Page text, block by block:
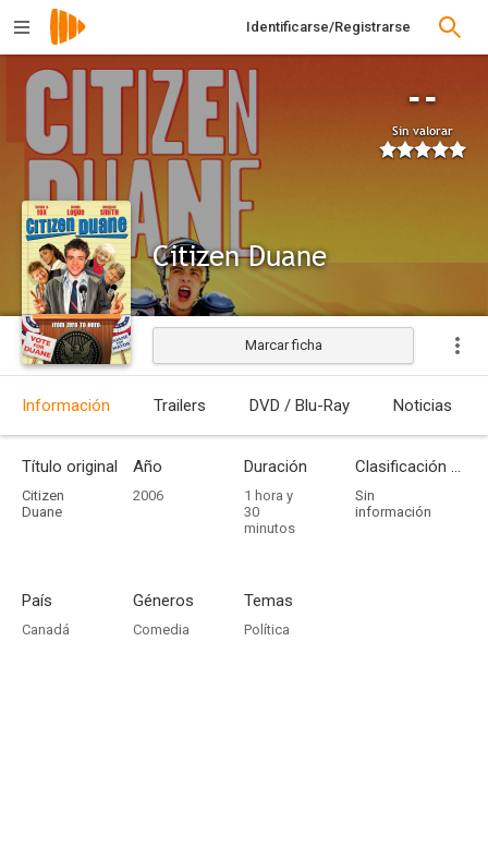
Identificarse/Registrarse
--
Sin valorar
Citizen Duane
Estrenada
Marcar ficha
Información Trailers DVD / Blu-Ray Noticias
Título original
Citizen
Duane
Año
2006
Duración
1 hora y
30
minutos
Clasificación por edades
Sin
información
País
Canadá
Géneros
Comedia
Temas
Política